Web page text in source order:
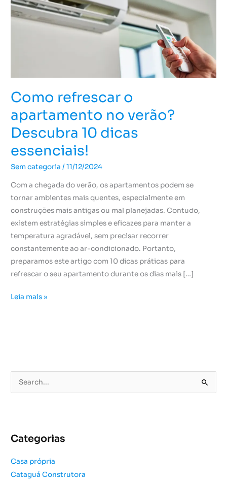
Como refrescar o
apartamento no verão?
Descubra 10 dicas
essenciais!
Sem categoria /11/12/2024
Com a chegada do verão, os apartamentos podem se
tornar ambientes mais quentes, especialmente em
construções mais antigas ou mal planejadas. Contudo,
existem estratégias simples e eficazes para manter a
temperatura agradável, sem precisar recorrer
constantemente ao ar-condicionado. Portanto,
preparamos este artigo com 10 dicas práticas para
refrescar o seu apartamento durante os dias mais […]
verão?
Descubra
Leia mais »
e
i
a
r
Categorias
Casa própria
Cataguá Construtora